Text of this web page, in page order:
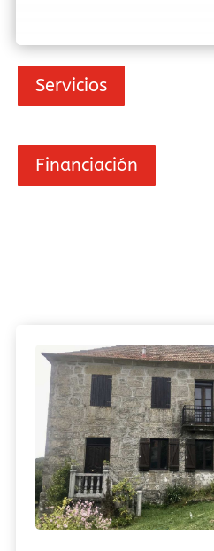
Servicios
Financiación